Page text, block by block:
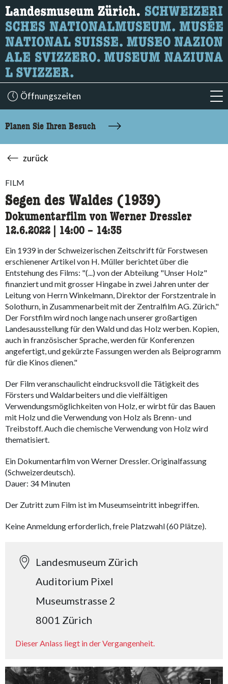
Wonach suchen Sie?
Hier können Sie nach Inhalten der Seite suchen.
Öffnungszeiten
Planen Sie Ihren Besuch
zurück
FILM
Segen des Waldes (1939)
Dokumentarfilm von Werner Dressler
12.6.2022 14:00 accessibility.time_to
– 14:35
Ein 1939 in der Schweizerischen Zeitschrift für Forstwesen
erschienener Artikel von H. Müller berichtet über die
Entstehung des Films: "(...) von der Abteilung "Unser Holz"
finanziert und mit grosser Hingabe in zwei Jahren unter der
Leitung von Herrn Winkelmann, Direktor der Forstzentrale in
Solothurn, in Zusammenarbeit mit der Zentralfilm AG. Zürich."
Der Forstfilm wird noch lange nach unserer großartigen
Landesausstellung für den Wald und das Holz werben. Kopien,
auch in französischer Sprache, werden für Konferenzen
angefertigt, und gekürzte Fassungen werden als Beiprogramm
für die Kinos dienen."
Der Film veranschaulicht eindrucksvoll die Tätigkeit des
Försters und Waldarbeiters und die vielfältigen
Verwendungsmöglichkeiten von Holz, er wirbt für das Bauen
mit Holz und die Verwendung von Holz als Brenn- und
Treibstoff. Auch die chemische Verwendung von Holz wird
thematisiert.
Ein Dokumentarfilm von Werner Dressler. Originalfassung
(Schweizerdeutsch).
Dauer: 34 Minuten
Der Zutritt zum Film ist im Museumseintritt inbegriffen.
Keine Anmeldung erforderlich, freie Platzwahl (60 Plätze).
Landesmuseum Zürich
Auditorium Pixel
Museumstrasse 2
8001 Zürich
Dieser Anlass liegt in der Vergangenheit.